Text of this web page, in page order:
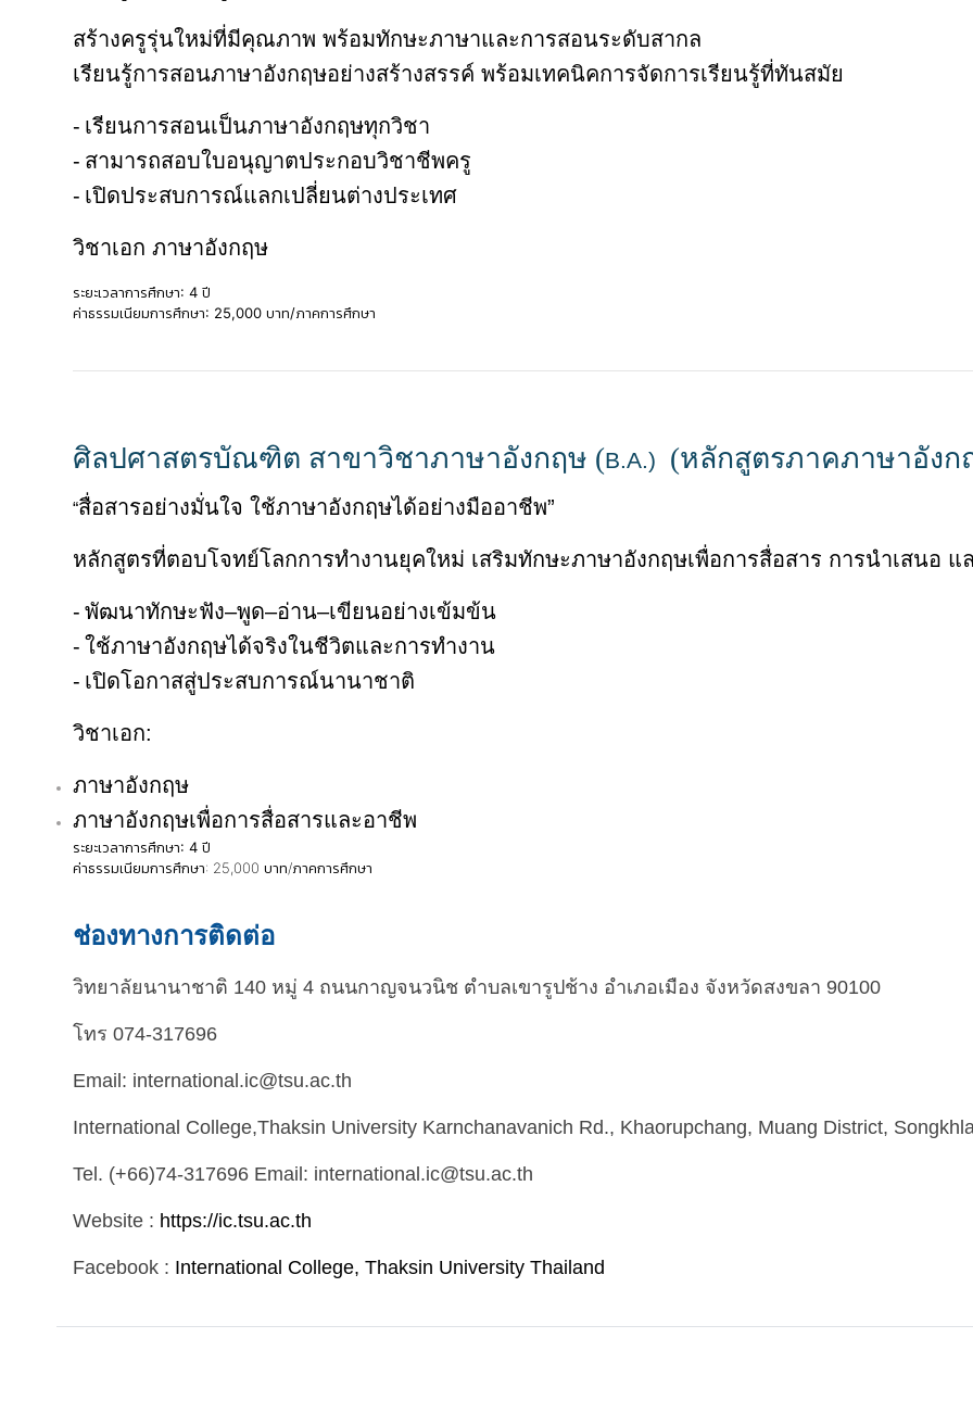
สร้างครูรุ่นใหม่ที่มีคุณภาพ พร้อมทักษะภาษาและการสอนระดับสากล
เรียนรู้การสอนภาษาอังกฤษอย่างสร้างสรรค์ พร้อมเทคนิคการจัดการเรียนรู้ที่ทันสมัย
- เรียนการสอนเป็นภาษาอังกฤษทุกวิชา
- สามารถสอบใบอนุญาตประกอบวิชาชีพครู
- เปิดประสบการณ์แลกเปลี่ยนต่างประเทศ
วิชาเอก ภาษาอังกฤษ
ระยะเวลาการศึกษา: 4 ปี
ค่าธรรมเนียมการศึกษา: 25,000 บาท/ภาคการศึกษา
ศิลปศาสตรบัณฑิต สาขาวิชาภาษาอังกฤษ (B.A.) (หลักสูตรภาคภาษาอังก
“สื่อสารอย่างมั่นใจ ใช้ภาษาอังกฤษได้อย่างมืออาชีพ”
หลักสูตรที่ตอบโจทย์โลกการทำงานยุคใหม่ เสริมทักษะภาษาอังกฤษเพื่อการสื่อสาร การนำเสนอ แ
- พัฒนาทักษะฟัง–พูด–อ่าน–เขียนอย่างเข้มข้น
- ใช้ภาษาอังกฤษได้จริงในชีวิตและการทำงาน
- เปิดโอกาสสู่ประสบการณ์นานาชาติ
วิชาเอก:
ภาษาอังกฤษ
ภาษาอังกฤษเพื่อการสื่อสารและอาชีพ
ระยะเวลาการศึกษา: 4 ปี
ค่าธรรมเนียมการศึกษา: 25,000 บาท/ภาคการศึกษา
ช่องทางการติดต่อ
วิทยาลัยนานาชาติ 140 หมู่ 4 ถนนกาญจนวนิช ตำบลเขารูปช้าง อำเภอเมือง จังหวัดสงขลา 90100
โทร 074-317696
Email: international.ic@tsu.ac.th
International College,Thaksin University Karnchanavanich Rd., Khaorupchang, Muang District,
Tel. (+66)74-317696 Email: international.ic@tsu.ac.th
Website : https://ic.tsu.ac.th
Facebook : International College, Thaksin University Thailand